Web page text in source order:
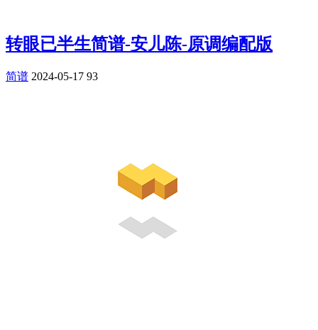
转眼已半生简谱-安儿陈-原调编配版
简谱 2024-05-17 93